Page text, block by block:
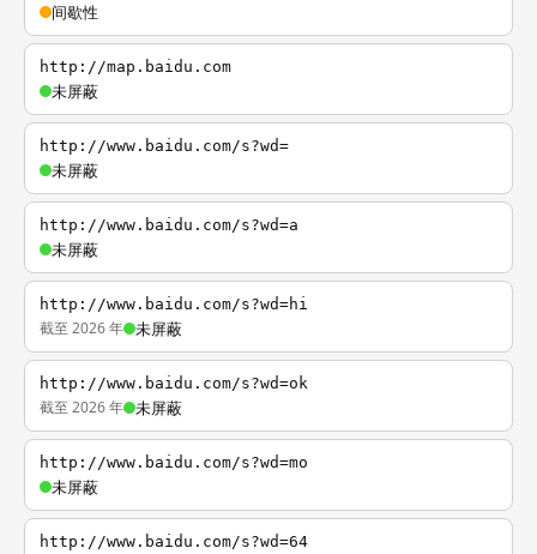
间歇性
http://map.baidu.com
未屏蔽
http://www.baidu.com/s?wd=
未屏蔽
http://www.baidu.com/s?wd=a
未屏蔽
http://www.baidu.com/s?wd=hi
截至 2026 年 未屏蔽
http://www.baidu.com/s?wd=ok
截至 2026 年 未屏蔽
http://www.baidu.com/s?wd=mo
未屏蔽
http://www.baidu.com/s?wd=64